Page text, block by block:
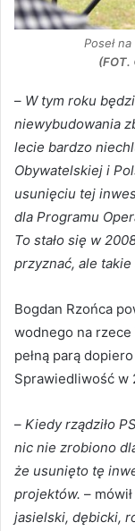
Poseł
(FOT.
– W tym roku
niewybudowania
lecie bardzo
Obywatelskiej i
usunięciu tej
dla Programu
To stało się w
przyznać, ale takie
Bogdan Rzońca
wodnego na rzece
pełną parą
Sprawiedliwość w
– Kiedy rządziło
nic nie zrobiono
że usunięto tę
projektów. –
jasielski, dębicki,